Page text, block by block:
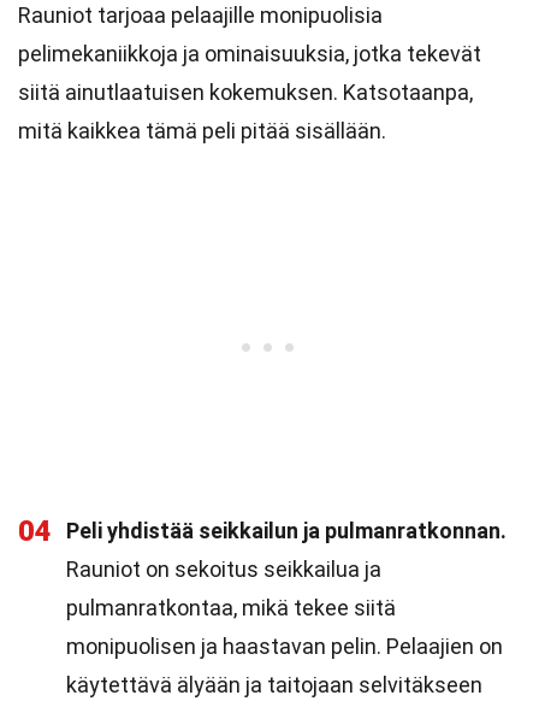
Rauniot tarjoaa pelaajille monipuolisia
pelimekaniikkoja ja ominaisuuksia, jotka tekevät
siitä ainutlaatuisen kokemuksen. Katsotaanpa,
mitä kaikkea tämä peli pitää sisällään.
04
Peli yhdistää seikkailun ja pulmanratkonnan.
Rauniot on sekoitus seikkailua ja
pulmanratkontaa, mikä tekee siitä
monipuolisen ja haastavan pelin. Pelaajien on
käytettävä älyään ja taitojaan selvitäkseen